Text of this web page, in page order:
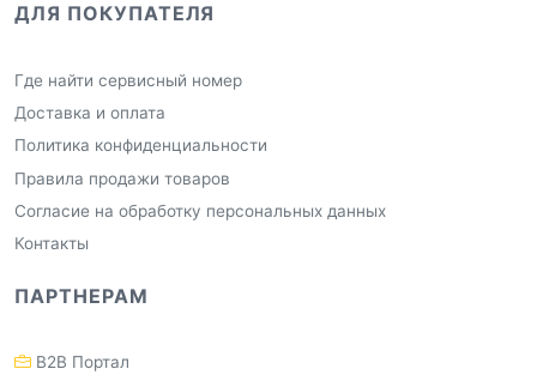
ДЛЯ ПОКУПАТЕЛЯ
Где найти сервисный номер
Доставка и оплата
Политика конфиденциальности
Правила продажи товаров
Согласие на обработку персональных данных
Контакты
ПАРТНЕРАМ
B2B Портал